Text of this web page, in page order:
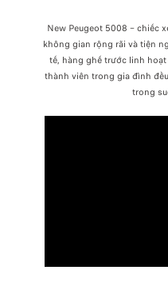
New Peugeot 5008 – chiếc
không gian rộng rãi và tiện
tế, hàng ghế trước linh
thành viên trong gia đình
trong